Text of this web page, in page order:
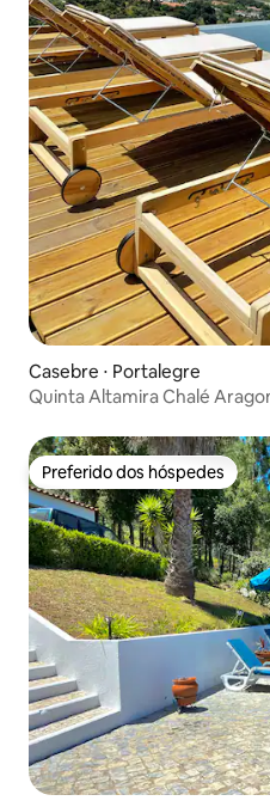
Casebre ⋅ Portalegre
Quinta Altamira Chalé
Preferido dos hóspedes
Preferido dos hóspedes